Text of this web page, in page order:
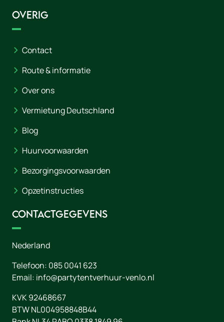
Overig
Contact
Route & informatie
Over ons
Vermietung Deutschland
Blog
Huurvoorwaarden
Bezorgingsvoorwaarden
Opzetinstructies
Contactgegevens
Nederland
Telefoon: 085 0041 623
Email: info@partytentverhuur-venlo.nl
KVK 92468667
BTW NL004958848B44